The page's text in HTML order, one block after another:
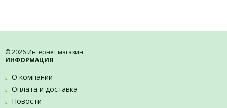
© 2026 Интернет магазин
ИНФОРМАЦИЯ
О компании
Оплата и доставка
Новости